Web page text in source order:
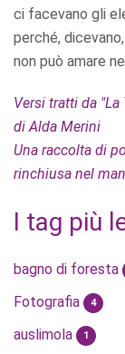
ci facevano gli
perché,
non può amare
Versi tratti da "La
di Alda Merini
Una raccolta di
rinchiusa nel
I tag più
bagno di foresta
Fotografia 4
auslimola 1